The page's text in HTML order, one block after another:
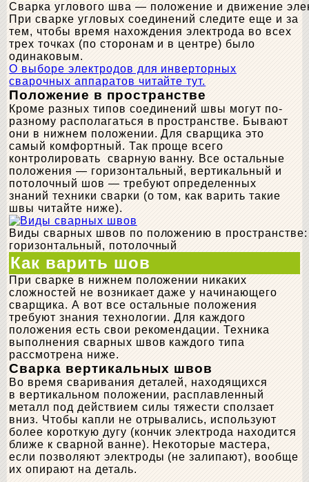
Сварка углового шва — положение и движение
При сварке угловых соединений следите еще и за
тем, чтобы время нахождения электрода во всех
трех точках (по сторонам и в центре) было
одинаковым.
О выборе электродов для инверторных
сварочных аппаратов читайте тут.
Положение в пространстве
Кроме разных типов соединений швы могут по-
разному располагаться в пространстве. Бывают
они в нижнем положении. Для сварщика это
самый комфортный. Так проще всего
контролировать сварную ванну. Все остальные
положения — горизонтальный, вертикальный и
потолочный шов — требуют определенных
знаний техники сварки (о том, как варить такие
швы читайте ниже).
Виды сварных швов по положению в пространстве:
горизонтальный, потолочный
Как варить шов
При сварке в нижнем положении никаких
сложностей не возникает даже у начинающего
сварщика. А вот все остальные положения
требуют знания технологии. Для каждого
положения есть свои рекомендации. Техника
выполнения сварных швов каждого типа
рассмотрена ниже.
Сварка вертикальных швов
Во время сваривания деталей, находящихся
в вертикальном положении, расплавленный
металл под действием силы тяжести сползает
вниз. Чтобы капли не отрывались, используют
более короткую дугу (кончик электрода находится
ближе к сварной ванне). Некоторые мастера,
если позволяют электроды (не залипают), вообще
их опирают на деталь.